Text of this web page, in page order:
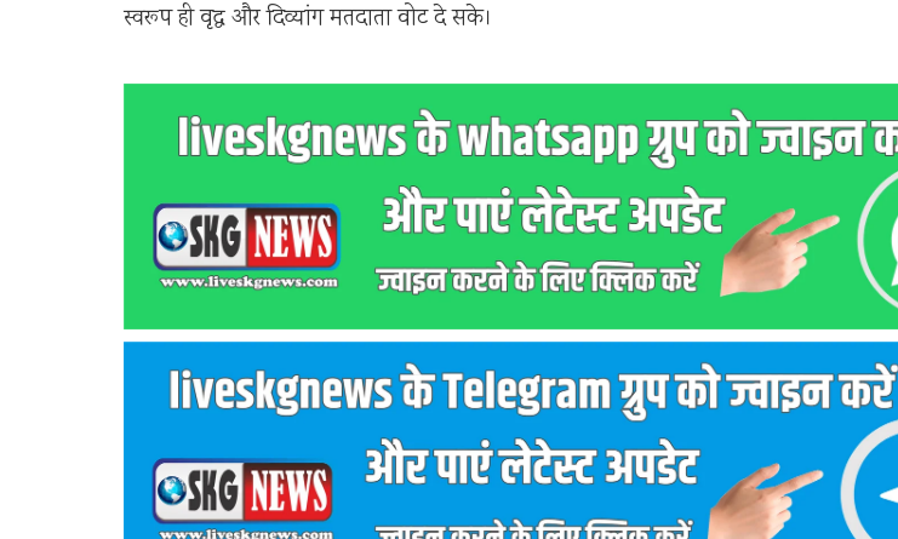
स्वरूप ही वृद्ध और दिव्यांग मतदाता वोट दे सके।